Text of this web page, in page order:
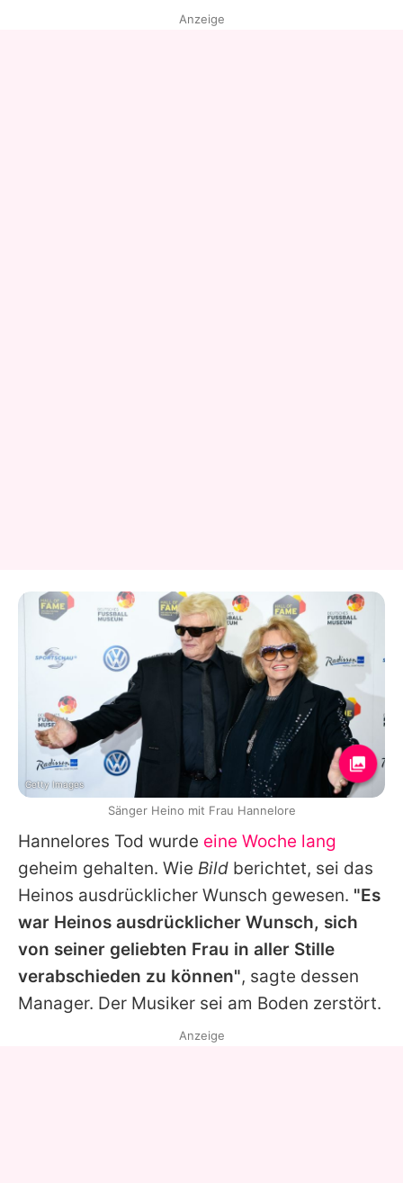
Hannelores Tod wurde eine Woche lang
geheim gehalten. Wie Bild berichtet, sei das
Heinos ausdrücklicher Wunsch gewesen. "Es
war Heinos ausdrücklicher Wunsch, sich
von seiner geliebten Frau in aller Stille
verabschieden zu können", sagte dessen
Manager. Der Musiker sei am Boden zerstört.
Anzeige
Getty Images
Sänger Heino mit Frau Hannelore
Anzeige